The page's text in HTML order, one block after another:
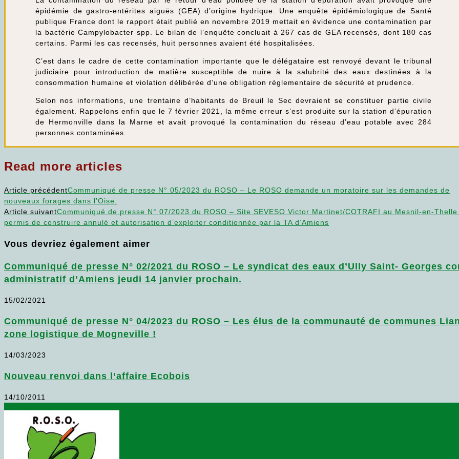
épidémie de gastro-entérites aiguës (GEA) d’origine hydrique. Une enquête épidémiologique de Santé
publique France dont le rapport était publié en novembre 2019 mettait en évidence une contamination par
la bactérie Campylobacter spp. Le bilan de l’enquête concluait à 267 cas de GEA recensés, dont 180 cas
certains. Parmi les cas recensés, huit personnes avaient été hospitalisées.
C’est dans le cadre de cette contamination importante que le délégataire est renvoyé devant le tribunal
judiciaire pour introduction de matière susceptible de nuire à la salubrité des eaux destinées à la
consommation humaine et violation délibérée d’une obligation réglementaire de sécurité et prudence.
Selon nos informations, une trentaine d’habitants de Breuil le Sec devraient se constituer partie civile
également. Rappelons enfin que le 7 février 2021, la même erreur s’est produite sur la station d’épuration
de Hermonville dans la Marne et avait provoqué la contamination du réseau d’eau potable avec 284
personnes contaminées.
Read more articles
Article précédentCommuniqué de presse N° 05/2023 du ROSO – Le ROSO demande un moratoire sur les demandes de
nouveaux forages dans l’Oise.
Article suivantCommuniqué de presse N° 07/2023 du ROSO – Site SEVESO Victor Martinet/COTRAFI au Mesnil-en-
permis de construire annulé et autorisation d’exploiter conditionnée par la TA d’Amiens
Vous devriez également aimer
Communiqué de presse N° 02/2021 du ROSO – Le syndicat des eaux d’Ully Saint- Georges
administratif d’Amiens jeudi 14 janvier prochain.
15/02/2021
Communiqué de presse N° 04/2023 du ROSO – Les élus de la communauté de communes
zone logistique de Mogneville !
14/03/2023
Nouveau renvoi dans l’affaire Ecobois
14/10/2011